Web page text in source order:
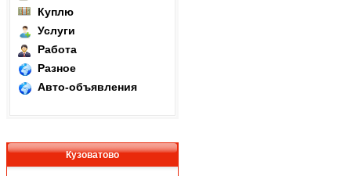
Куплю
Услуги
Работа
Разное
Авто-объявления
Кузоватово